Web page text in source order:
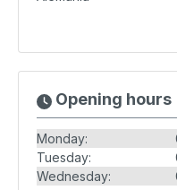
Opening hours
Monday:
Tuesday:
Wednesday: